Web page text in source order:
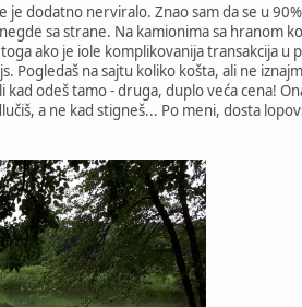
dodatno nerviralo. Znao sam da se u
sa strane. Na kamionima sa hranom
ako je iole komplikovanija transakcija
Pogledaš na sajtu koliko košta, ali ne
odeš tamo - druga, duplo veća cena!
a ne kad stigneš... Po meni, dosta